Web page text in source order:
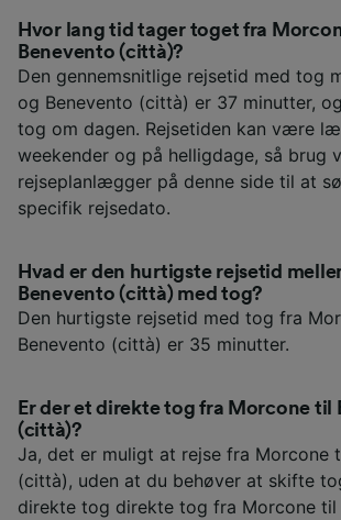
Hvor lang tid tager toget fra
Benevento (città)?
Den gennemsnitlige rejsetid med tog
og Benevento (città) er 37 minutter,
tog om dagen. Rejsetiden kan være
weekender og på helligdage, så brug
rejseplanlægger på denne side til at
specifik rejsedato.
Hvad er den hurtigste rejsetid
Benevento (città) med tog?
Den hurtigste rejsetid med tog fra
Benevento (città) er 35 minutter.
Er der et direkte tog fra Morcone til
(città)?
Ja, det er muligt at rejse fra Morcone
(città), uden at du behøver at skifte
direkte tog direkte tog fra Morcone til